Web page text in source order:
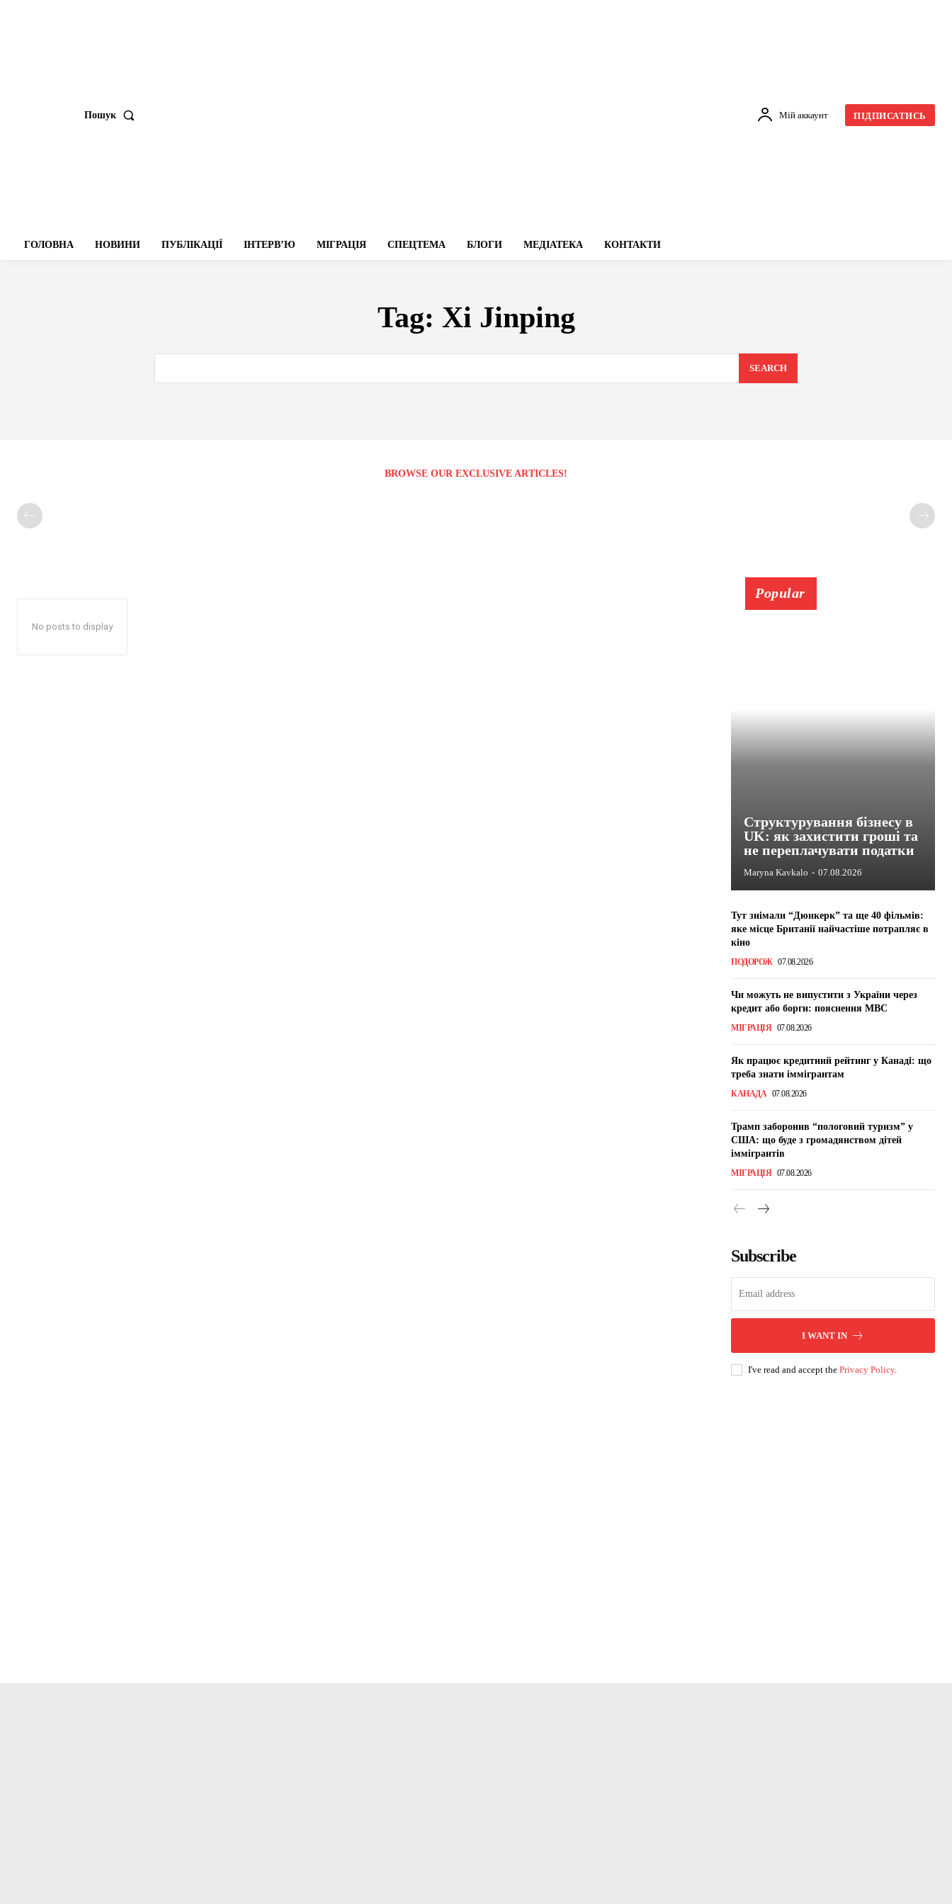
Пошук Мій аккаунт ПІДПИСАТИСЬ
ГОЛОВНА НОВИНИ ПУБЛІКАЦІЇ ІНТЕРВʼЮ МІГРАЦІЯ СПЕЦТЕМА БЛОГИ МЕДІАТЕКА КОНТАКТИ
Tag: Xi Jinping
SEARCH
BROWSE OUR EXCLUSIVE ARTICLES!
No posts to display
Popular
Структурування бізнесу в
UK: як захистити гроші та
не переплачувати податки
Maryna Kavkalo - 07.08.2026
Тут знімали “Дюнкерк” та ще 40 фільмів:
яке місце Британії найчастіше потрапляє в
кіно
ПОДОРОЖ 07.08.2026
Чи можуть не випустити з України через
кредит або борги: пояснення МВС
МІГРАЦІЯ 07.08.2026
Як працює кредитний рейтинг у Канаді: що
треба знати іммігрантам
КАНАДА 07.08.2026
Трамп заборонив “пологовий туризм” у
США: що буде з громадянством дітей
іммігрантів
МІГРАЦІЯ 07.08.2026
Subscribe
I WANT IN
I've read and accept the Privacy Policy.